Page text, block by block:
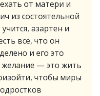
от матери и
из состоятельной
азартен и
всё, что он
и его это
желание — это жить
чтобы миры